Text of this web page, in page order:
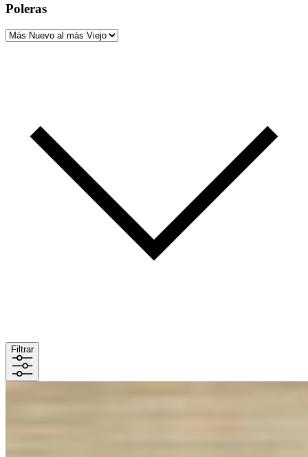
Poleras
Filtrar